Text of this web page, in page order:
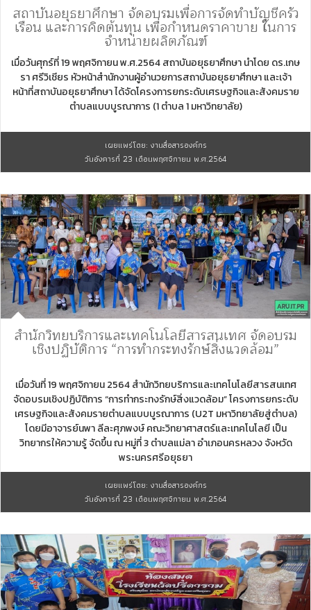
สถาบันอยุธยาศึกษา จัดอบรมเพื่อการจัดทำบัญชีครัว
เรือน และการคิดต้นทุน เพื่อกำหนดราคาขาย ในการ
จำหน่ายผลิตภัณฑ์
เมื่อวันศุกร์ที่ 19 พฤศจิกายน พ.ศ.2564 สถาบันอยุธยาศึกษา นำโดย ดร.เกษ
รา ศรีวิเชียร หัวหน้าสำนักงานผู้อำนวยการสถาบันอยุธยาศึกษา และเจ้า
หน้าที่สถาบันอยุธยาศึกษา ได้จัดโครงการยกระดับเศรษฐกิจและสังคมราย
ตำบลแบบบูรณาการ (1 ตำบล 1 มหาวิทยาลัย)
เผยแพร่โดย: งานสื่อสารองค์กร
วันอังคารที่ 23 เดือนพฤศจิกายน พ.ศ.2564
สำนักวิทยบริการและเทคโนโลยีสารสนเทศ จัดอบรม
เชิงปฏิบัติการ “การทำกระทงรักษ์สิ่งแวดล้อม”
เมื่อวันที่ 19 พฤศจิกายน 2564 สำนักวิทยบริการและเทคโนโลยีสารสนเทศ
จัดอบรมเชิงปฏิบัติการ “การทำกระทงรักษ์สิ่งแวดล้อม” โครงการยกระดับ
เศรษฐกิจและสังคมรายตำบลแบบบูรณาการ (U2T มหาวิทยาลัยสู่ตำบล)
โดยมีอาจารย์นพา ลีละศุภพงษ์ คณะวิทยาศาสตร์และเทคโนโลยี เป็น
วิทยากรให้ความรู้ จัดขึ้น ณ หมู่ที่ 3 ตำบลแม่ลา อำเภอนครหลวง จังหวัด
พระนครศรีอยุธยา
เผยแพร่โดย: งานสื่อสารองค์กร
วันอังคารที่ 23 เดือนพฤศจิกายน พ.ศ.2564